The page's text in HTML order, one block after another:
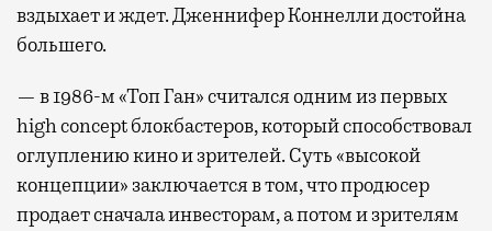
вздыхает и ждет. Дженнифер Коннелли достойна
большего.
— в 1986-м «Топ Ган» считался одним из первых
high concept блокбастеров, который способствовал
оглуплению кино и зрителей. Суть «высокой
концепции» заключается в том, что продюсер
продает сначала инвесторам, а потом и зрителям